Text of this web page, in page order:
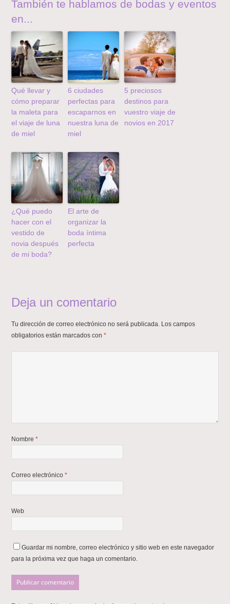
También te hablamos de bodas y eventos
en...
Qué llevar y
cómo preparar
la maleta para
el viaje de luna
de miel
6 ciudades
perfectas para
escaparnos en
nuestra luna de
miel
5 preciosos
destinos para
vuestro viaje de
novios en 2017
¿Qué puedo
hacer con el
vestido de
novia después
de mi boda?
El arte de
organizar la
boda íntima
perfecta
Deja un comentario
Tu dirección de correo electrónico no será publicada. Los campos
obligatorios están marcados con*
Nombre*
Correo electrónico*
Web
Guardar mi nombre, correo electrónico y sitio web en este navegador
para la próxima vez que haga un comentario.